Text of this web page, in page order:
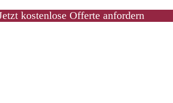
kostenlose Offerte anfordern